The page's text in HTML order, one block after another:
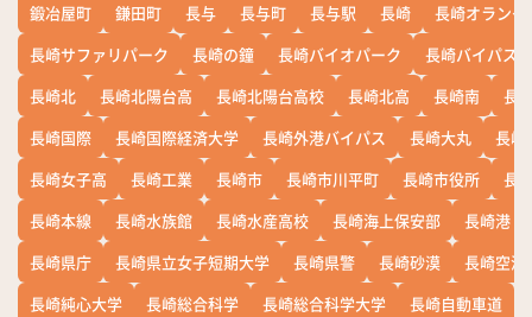
鍛冶屋町
鎌田町 長与 長与町 長与駅 長崎
長崎オランダ
長崎サファリパーク
長崎の鐘 長崎バイオパーク
長崎バイパス
長崎北
長崎北陽台高 長崎北陽台高校 長崎北高 長崎南
長
長崎国際
長崎国際経済大学 長崎外港バイパス 長崎大丸
長崎
長崎女子高
長崎工業 長崎市 長崎市川平町 長崎市役所
長
長崎本線
長崎水族館 長崎水産高校 長崎海上保安部
長崎港
長崎県庁
長崎県立女子短期大学 長崎県警 長崎砂漠
長崎空港
長崎純心大学
長崎総合科学 長崎総合科学大学 長崎自動車道